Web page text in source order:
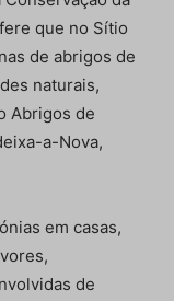
que no Sítio
de abrigos de
naturais,
Abrigos de
a-Nova,
em casas,
de